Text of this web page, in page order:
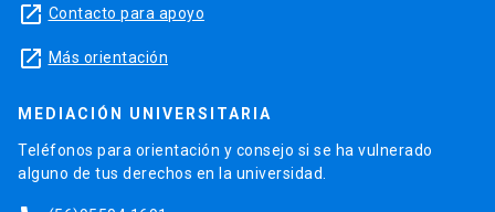
launch Contacto para apoyo
launch Más orientación
MEDIACIÓN UNIVERSITARIA
Teléfonos para orientación y consejo si se ha vulnerado
alguno de tus derechos en la universidad.